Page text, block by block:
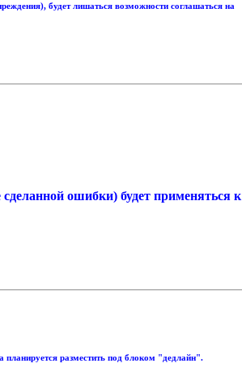
будет лишаться возможности соглашаться на
ошибки) будет применяться к
разместить под блоком "дедлайн".